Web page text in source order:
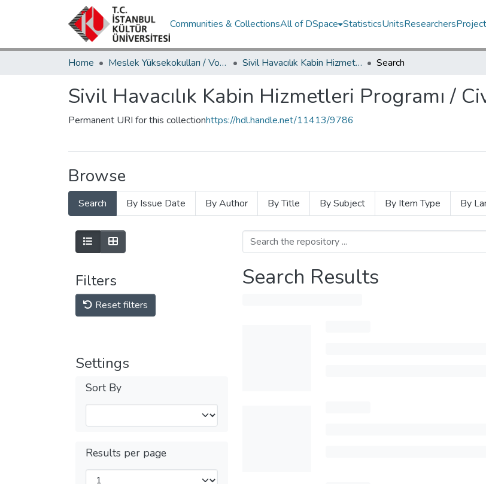
Communities & CollectionsAll of DSpace StatisticsUnitsResearchers
Home Meslek Yüksekokulları / Vocational Schools Sivil Havacılık Kabin Hizmetleri Programı / Civil Aviation Cabin Services Search
Sivil Havacılık Kabin Hizmetleri Programı /
Permanent URI for this collectionhttps://hdl.handle.net/11413/9786
Browse
Search By Issue Date By Author By Title By Subject By Item Type By
Filters
Reset filters
Settings
Sort By
Results per page
Search Results